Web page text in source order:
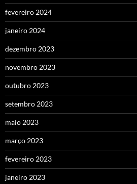
fevereiro 2024
janeiro 2024
dezembro 2023
novembro 2023
outubro 2023
setembro 2023
maio 2023
março 2023
fevereiro 2023
janeiro 2023